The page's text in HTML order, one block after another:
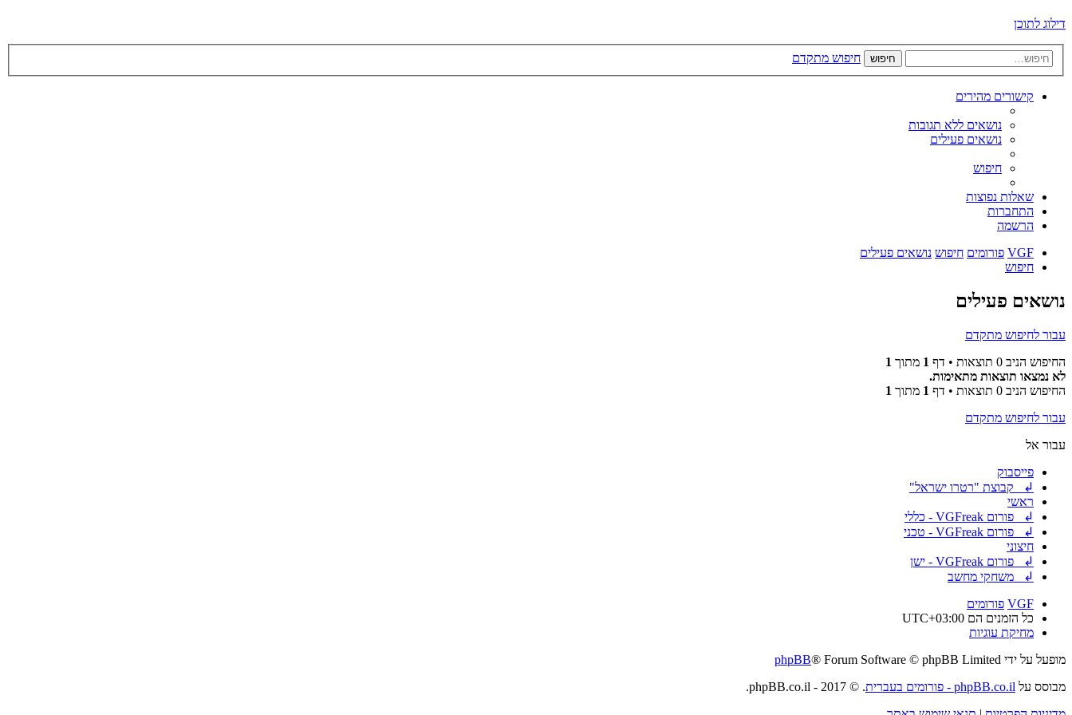
דילוג לתוכן
חיפוש חיפוש מתקדם
קישורים מהירים
נושאים ללא תגובות
נושאים פעילים
חיפוש
שאלות נפוצות
התחברות
הרשמה
VGF פורומים חיפוש נושאים פעילים
חיפוש
נושאים פעילים
עבור לחיפוש מתקדם
החיפוש הניב 0 תוצאות • דף
1 מתוך 1
לא נמצאו תוצאות מתאימות.
החיפוש הניב 0 תוצאות • דף
1 מתוך 1
עבור לחיפוש מתקדם
עבור אל
פייסבוק
↲ קבוצת "רטרו ישראל"
ראשי
↲ פורום VGFreak - כללי
↲ פורום VGFreak - טכני
חיצוני
↲ פורום VGFreak - ישן
↲ משחקי מחשב
VGF פורומים
כל הזמנים הם UTC+03:00
מחיקת עוגיות
מופעל על ידי
phpBB® Forum Software © phpBB Limited
מבוסס על phpBB.co.il - פורומים בעברית
. © 2017 - phpBB.co.il.